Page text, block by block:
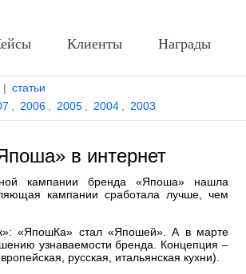
| статьи
2006 2005 2004 2003
в интернет
кампании бренда «Япоша» нашла
кампании сработала лучше, чем
«ЯпошКа» стал «Япошей». А в марте
узнаваемости бренда. Концепция –
русская, итальянская кухни).
Клиенты Награды